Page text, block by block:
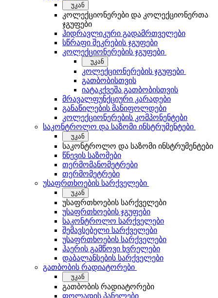
უკან
კოლექციონერები და კოლექციონერთა
ჯგუფები
ჰიდრავლიკური გადამრთველები
სწრაფი შეკრების ჯგუფები
კოლექციონერების ჯგუფები
უკან
კოლექციონერების ჯგუფები
გათბობისთვის
იატაკქვეშა გათბობისთვის
მრავალფუნქციური კარადები
განაწილების მანიფოლდები
კოლექციონერების კომპონენტები
საკონტროლო და საზომი ინსტრუმენტები
უკან
საკონტროლო და საზომი ინსტრუმენტები
წნევის საზომები
თერმომანომეტრები
თერმომეტრები
უსაფრთხოების სარქველები
უკან
უსაფრთხოების სარქველები
უსაფრთხოების ჯგუფები
საკონტროლო სარქველები
შემავსებელი სარქველები
უსაფრთხოების სარქველები
ჰაერის გამწოვი ხვრელები
დაბალანსების სარქველები
გათბობის რადიატორები
უკან
გათბობის რადიატორები
ფოლადის პანელები